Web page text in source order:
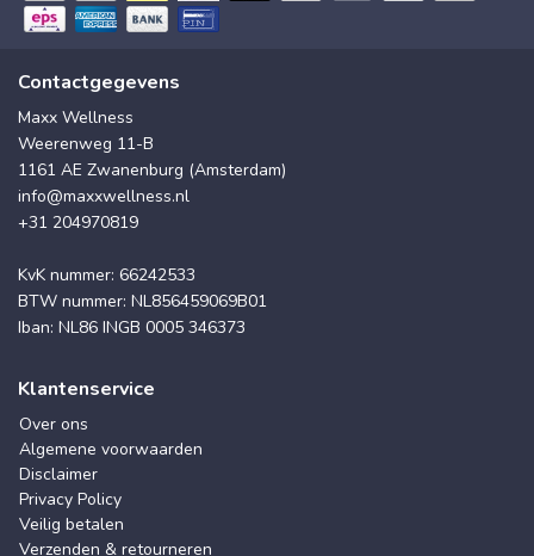
Contactgegevens
Maxx Wellness
Weerenweg 11-B
1161 AE Zwanenburg (Amsterdam)
info@maxxwellness.nl
+31 204970819
KvK nummer: 66242533
BTW nummer: NL856459069B01
Iban: NL86 INGB 0005 346373
Klantenservice
Over ons
Algemene voorwaarden
Disclaimer
Privacy Policy
Veilig betalen
Verzenden & retourneren